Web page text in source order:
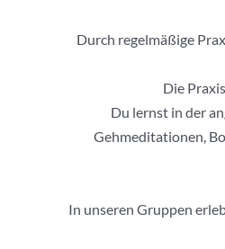
Durch regelmäßige
Die
Du lernst in der
Gehmeditationen,
In unseren Gruppen